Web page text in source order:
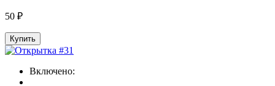
50 ₽
Купить
Включено: